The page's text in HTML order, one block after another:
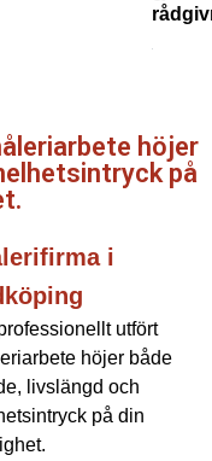
höjer
på
i
utfört
höjer både
livslängd och
på din